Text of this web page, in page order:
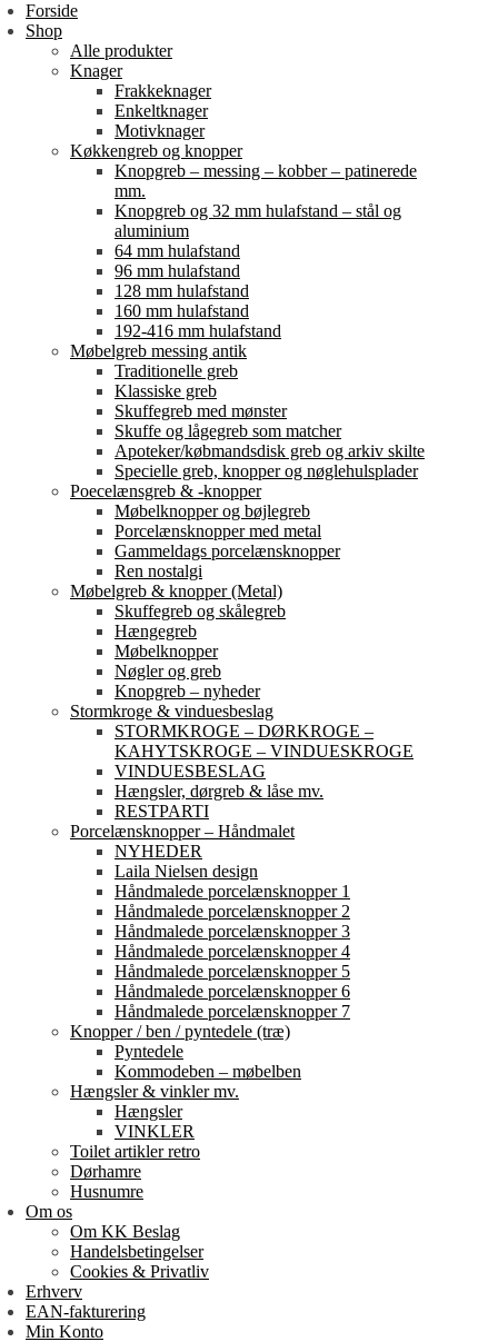
Forside
Shop
Alle produkter
Knager
Frakkeknager
Enkeltknager
Motivknager
Køkkengreb og knopper
Knopgreb – messing – kobber – patinerede
mm.
Knopgreb og 32 mm hulafstand – stål og
aluminium
64 mm hulafstand
96 mm hulafstand
128 mm hulafstand
160 mm hulafstand
192-416 mm hulafstand
Møbelgreb messing antik
Traditionelle greb
Klassiske greb
Skuffegreb med mønster
Skuffe og lågegreb som matcher
Apoteker/købmandsdisk greb og arkiv skilte
Specielle greb, knopper og nøglehulsplader
Poecelænsgreb & -knopper
Møbelknopper og bøjlegreb
Porcelænsknopper med metal
Gammeldags porcelænsknopper
Ren nostalgi
Møbelgreb & knopper (Metal)
Skuffegreb og skålegreb
Hængegreb
Møbelknopper
Nøgler og greb
Knopgreb – nyheder
Stormkroge & vinduesbeslag
STORMKROGE – DØRKROGE –
KAHYTSKROGE – VINDUESKROGE
VINDUESBESLAG
Hængsler, dørgreb & låse mv.
RESTPARTI
Porcelænsknopper – Håndmalet
NYHEDER
Laila Nielsen design
Håndmalede porcelænsknopper 1
Håndmalede porcelænsknopper 2
Håndmalede porcelænsknopper 3
Håndmalede porcelænsknopper 4
Håndmalede porcelænsknopper 5
Håndmalede porcelænsknopper 6
Håndmalede porcelænsknopper 7
Knopper / ben / pyntedele (træ)
Pyntedele
Kommodeben – møbelben
Hængsler & vinkler mv.
Hængsler
VINKLER
Toilet artikler retro
Dørhamre
Husnumre
Om os
Om KK Beslag
Handelsbetingelser
Cookies & Privatliv
Erhverv
EAN-fakturering
Min Konto